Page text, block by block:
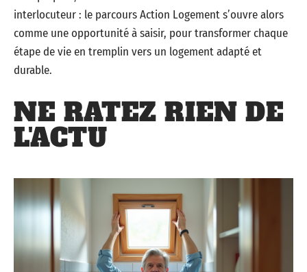
interlocuteur : le parcours Action Logement s’ouvre alors
comme une opportunité à saisir, pour transformer chaque
étape de vie en tremplin vers un logement adapté et
durable.
NE RATEZ RIEN DE
L'ACTU